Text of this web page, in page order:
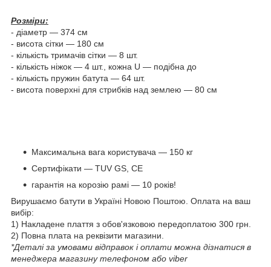
Розміри:
- діаметр — 374 см
- висота сітки — 180 см
- кількість тримачів сітки — 8 шт.
- кількість ніжок — 4 шт., кожна U — подібна до
- кількість пружин батута — 64 шт.
- висота поверхні для стрибків над землею — 80 см
Максимальна вага користувача — 150 кг
Сертифікати — TUV GS, CE
гарантія на корозію рамі — 10 років!
Вирушаємо батути в Україні Новою Поштою. Оплата на ваш
вибір:
1) Накладене плаття з обов'язковою передоплатою 300 грн.
2) Повна плата на реквізити магазини.
*Деталі за умовами відправок і оплати можна дізнатися в
менеджера магазину телефоном або viber